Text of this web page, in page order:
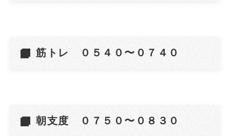
筋トレ ０５４０〜０７４０
朝支度 ０７５０〜０８３０